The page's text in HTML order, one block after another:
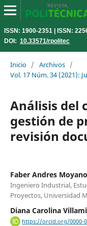
ISSN: 1900-2351 | ISSN:
DOI: 10.33571/rpolitec
Inicio / Archivos /
Vol. 17 Núm. 34 (2021):
Análisis del
gestión de
revisión
Faber Andres
Ingeniero Industrial,
Proyectos, Universidad
Diana Carolina
https://orcid.org/0000-